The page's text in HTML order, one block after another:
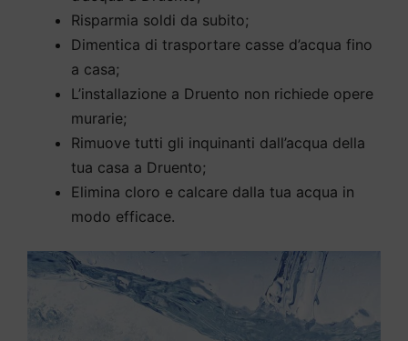
Risparmia soldi da subito;
Dimentica di trasportare casse d’acqua fino
a casa;
L’installazione a Druento non richiede opere
murarie;
Rimuove tutti gli inquinanti dall’acqua della
tua casa a Druento;
Elimina cloro e calcare dalla tua acqua in
modo efficace.